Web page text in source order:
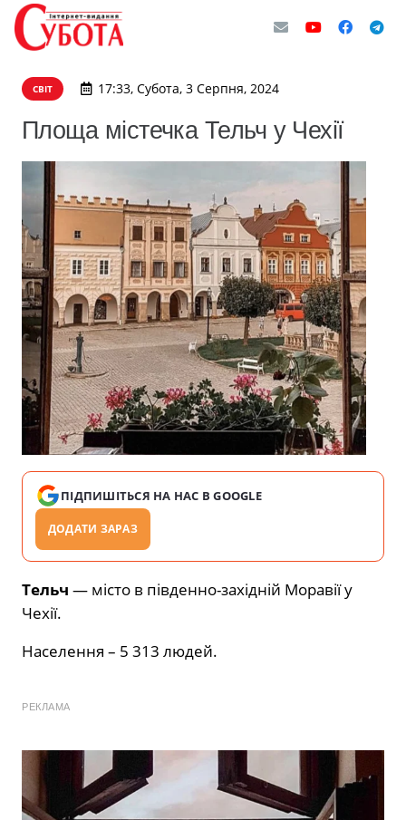
СВІТ 17:33, Субота, 3 Серпня, 2024
Площа містечка Тельч у Чехії
ПІДПИШІТЬСЯ НА НАС В GOOGLE
ДОДАТИ ЗАРАЗ
Тельч — місто в південно-західній Моравії у
Чехії.
Населення – 5 313 людей.
РЕКЛАМА